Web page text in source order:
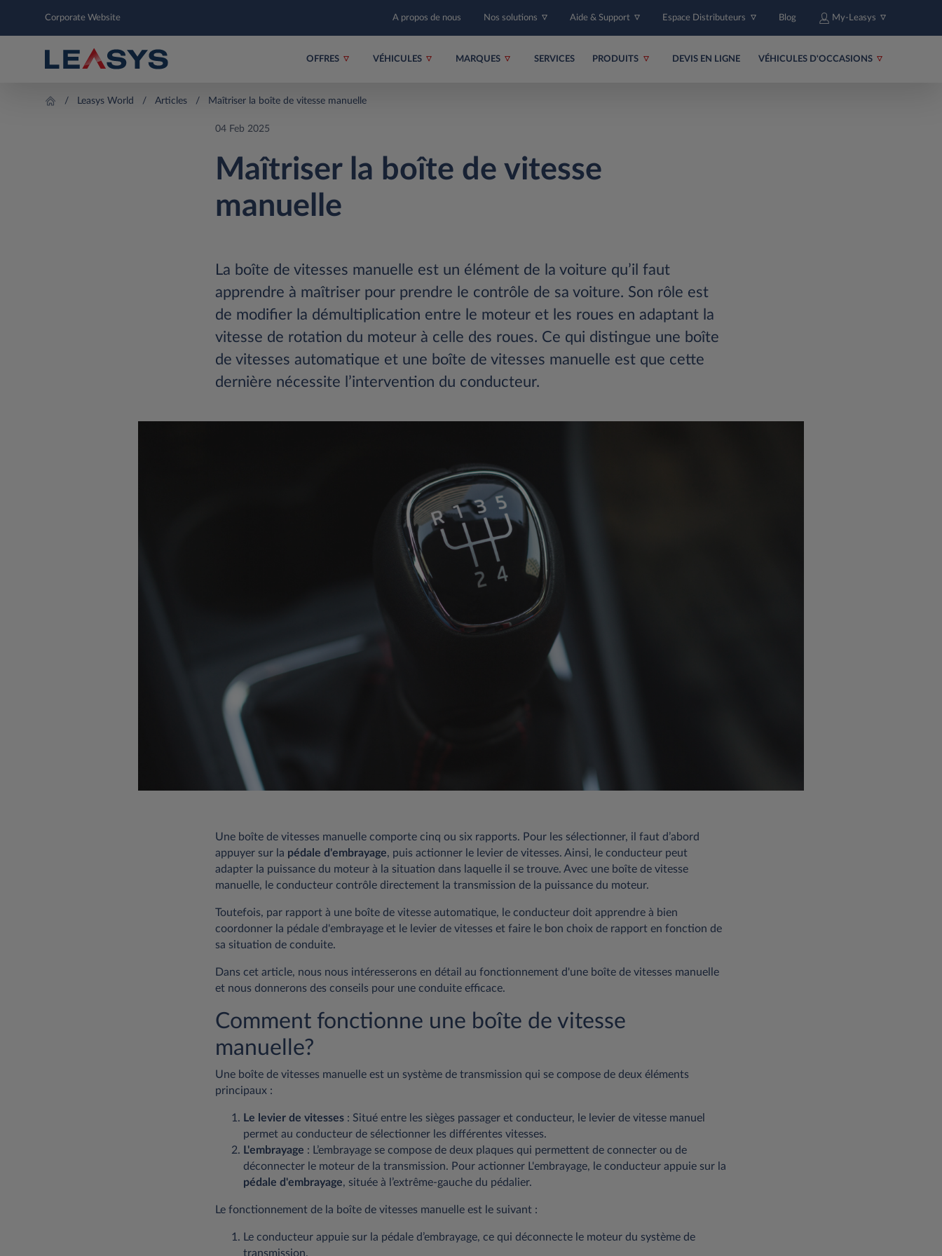
Corporate Website A propos de nous Nos solutions Aide & Support Espace Distributeurs Blog My-Leasys
OFFRES VÉHICULES MARQUES SERVICES PRODUITS DEVIS EN LIGNE VÉHICULES D'OCCASIONS
Leasys World Articles Maîtriser la boîte de vitesse manuelle
04 Feb 2025
Maîtriser la boîte de vitesse
manuelle
La boîte de vitesses manuelle est un élément de la voiture qu’il faut
apprendre à maîtriser pour prendre le contrôle de sa voiture. Son rôle est
de modifier la démultiplication entre le moteur et les roues en adaptant la
vitesse de rotation du moteur à celle des roues. Ce qui distingue une boîte
de vitesses automatique et une boîte de vitesses manuelle est que cette
dernière nécessite l’intervention du conducteur.
Une boîte de vitesses manuelle comporte cinq ou six rapports. Pour les sélectionner, il faut d’abord
appuyer sur la pédale d'embrayage, puis actionner le levier de vitesses. Ainsi, le conducteur peut
adapter la puissance du moteur à la situation dans laquelle il se trouve. Avec une boîte de vitesse
manuelle, le conducteur contrôle directement la transmission de la puissance du moteur.
Toutefois, par rapport à une boîte de vitesse automatique, le conducteur doit apprendre à bien
coordonner la pédale d'embrayage et le levier de vitesses et faire le bon choix de rapport en fonction de
sa situation de conduite.
Dans cet article, nous nous intéresserons en détail au fonctionnement d'une boîte de vitesses manuelle
et nous donnerons des conseils pour une conduite efficace.
Comment fonctionne une boîte de vitesse
manuelle?
Une boîte de vitesses manuelle est un système de transmission qui se compose de deux éléments
principaux :
Le levier de vitesses : Situé entre les sièges passager et conducteur, le levier de vitesse manuel
permet au conducteur de sélectionner les différentes vitesses.
L'embrayage : L’embrayage se compose de deux plaques qui permettent de connecter ou de
déconnecter le moteur de la transmission. Pour actionner L'embrayage, le conducteur appuie sur la
pédale d'embrayage, située à l’extrême-gauche du pédalier.
Le fonctionnement de la boîte de vitesses manuelle est le suivant :
Le conducteur appuie sur la pédale d’embrayage, ce qui déconnecte le moteur du système de
transmission.